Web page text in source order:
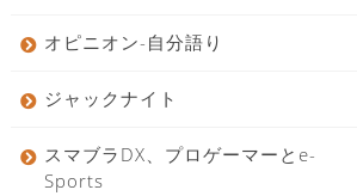
オピニオン-自分語り
ジャックナイト
スマブラDX、プロゲーマーとe-
Sports